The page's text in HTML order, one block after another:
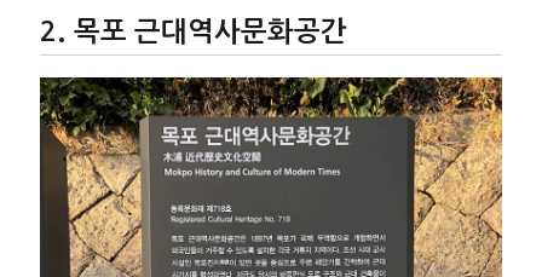
목포 근대역사문화공간